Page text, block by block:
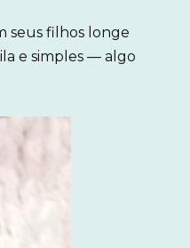
seus filhos longe
e simples — algo